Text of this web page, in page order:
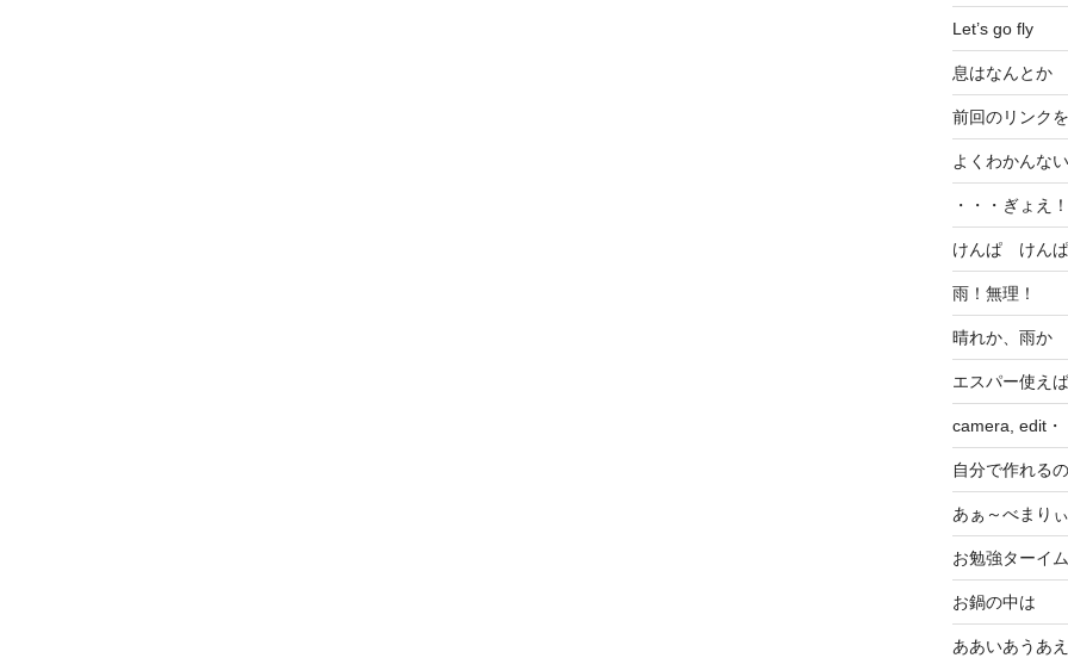
Let’s go fly
息はなんとか
前回のリンクを
よくわかんない
・・・ぎょえ！
けんぱ けんぱ
雨！無理！
晴れか、雨か
エスパー使えば
camera, edit・
自分で作れる
あぁ～べまり
お勉強ターイム
お鍋の中は
ああいあうあ